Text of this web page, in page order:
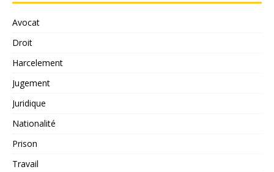
Avocat
Droit
Harcelement
Jugement
Juridique
Nationalité
Prison
Travail